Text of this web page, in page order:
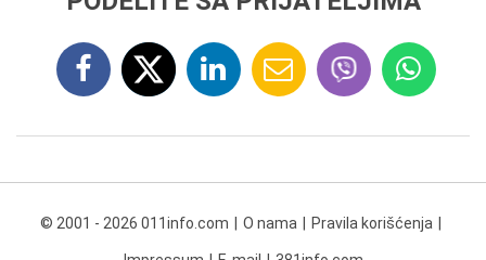
© 2001 - 2026 011info.com O nama Pravila korišćenja